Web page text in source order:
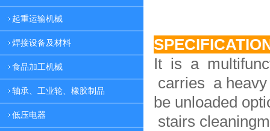
起重运输机械
焊接设备及材料
食品加工机械
轴承、工业轮、橡胶制品
低压电器
It is a
carries a
be unloaded
stairs